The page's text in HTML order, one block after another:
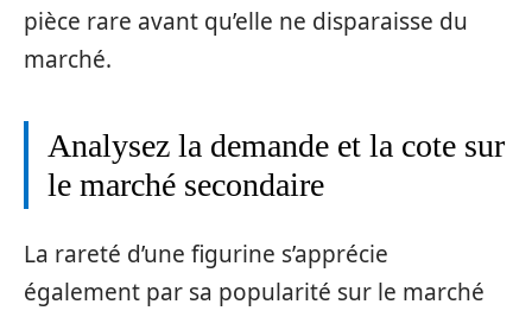
pièce rare avant qu’elle ne disparaisse du
marché.
Analysez la demande et la cote sur
le marché secondaire
La rareté d’une figurine s’apprécie
également par sa popularité sur le marché